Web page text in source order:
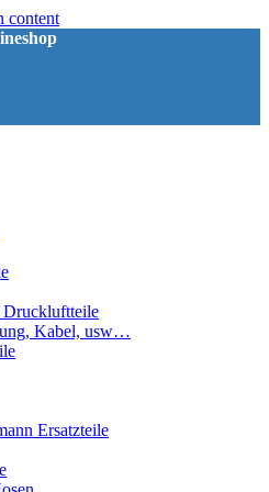
content
Druckluftteile
Kabel, usw…
Ersatzteile